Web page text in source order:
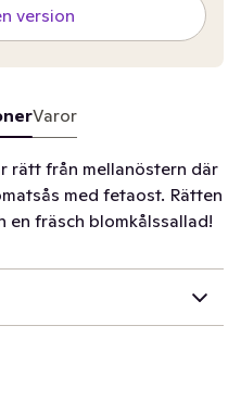
version
Varor
rätt från mellanöstern där
med fetaost. Rätten
en fräsch blomkålssallad!